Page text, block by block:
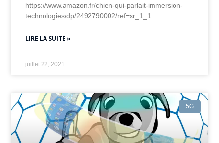
https://www.amazon.fr/chien-qui-parlait-immersion-
technologies/dp/2492790002/ref=sr_1_1
LIRE LA SUITE »
juillet 22, 2021
5G